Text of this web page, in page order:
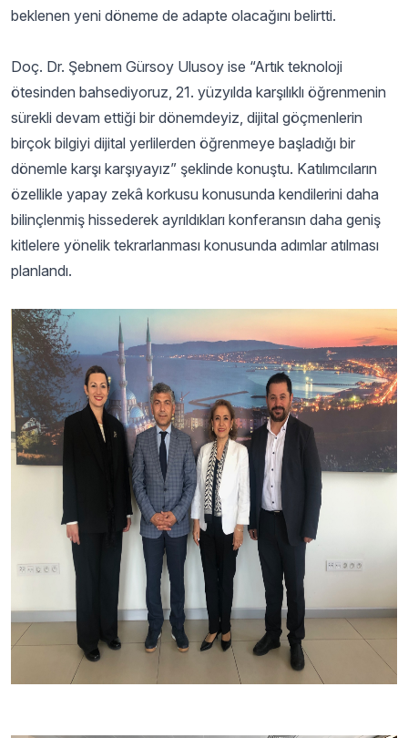
beklenen yeni döneme de adapte olacağını belirtti.
Doç. Dr. Şebnem Gürsoy Ulusoy ise “Artık teknoloji
ötesinden bahsediyoruz, 21. yüzyılda karşılıklı öğrenmenin
sürekli devam ettiği bir dönemdeyiz, dijital göçmenlerin
birçok bilgiyi dijital yerlilerden öğrenmeye başladığı bir
dönemle karşı karşıyayız” şeklinde konuştu. Katılımcıların
özellikle yapay zekâ korkusu konusunda kendilerini daha
bilinçlenmiş hissederek ayrıldıkları konferansın daha geniş
kitlelere yönelik tekrarlanması konusunda adımlar atılması
planlandı.